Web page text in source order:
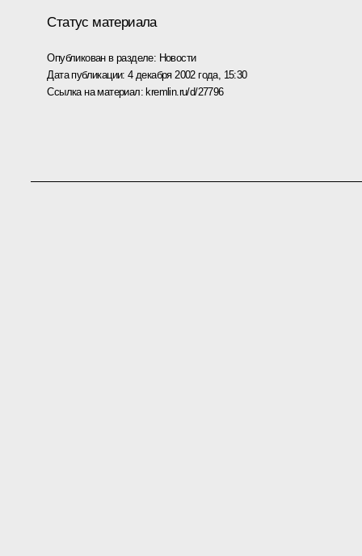
Статус материала
Опубликован в разделе: Новости
Дата публикации:4 декабря 2002 года, 15:30
Ссылка на материал:kremlin.ru/d/27796